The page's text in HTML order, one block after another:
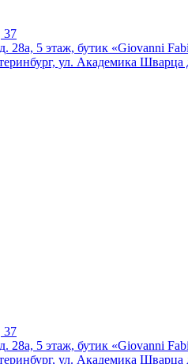
37
28а, 5 этаж, бутик «Giovanni
ул. Академика Шварца
37
28а, 5 этаж, бутик «Giovanni
ул. Академика Шварца